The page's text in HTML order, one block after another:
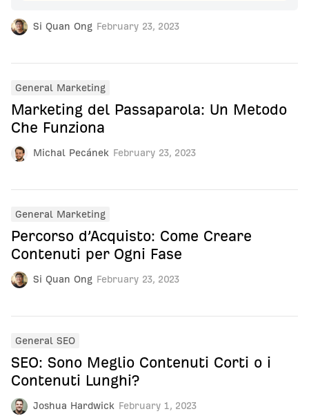
Si Quan Ong February 23, 2023
Michal Pecánek February 23, 2023
General Marketing
Marketing del Passaparola: Un Metodo
Che Funziona
Si Quan Ong February 23, 2023
General Marketing
Percorso d’Acquisto: Come Creare
Contenuti per Ogni Fase
Joshua Hardwick February 1, 2023
General SEO
SEO: Sono Meglio Contenuti Corti o i
Contenuti Lunghi?